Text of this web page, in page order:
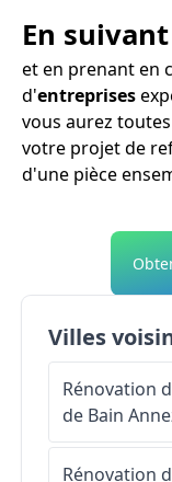
En
et en prenant en
d'entreprises
vous aurez
votre projet de
d'une pièce
Villes
Rénovation
de Bain
Rénovation